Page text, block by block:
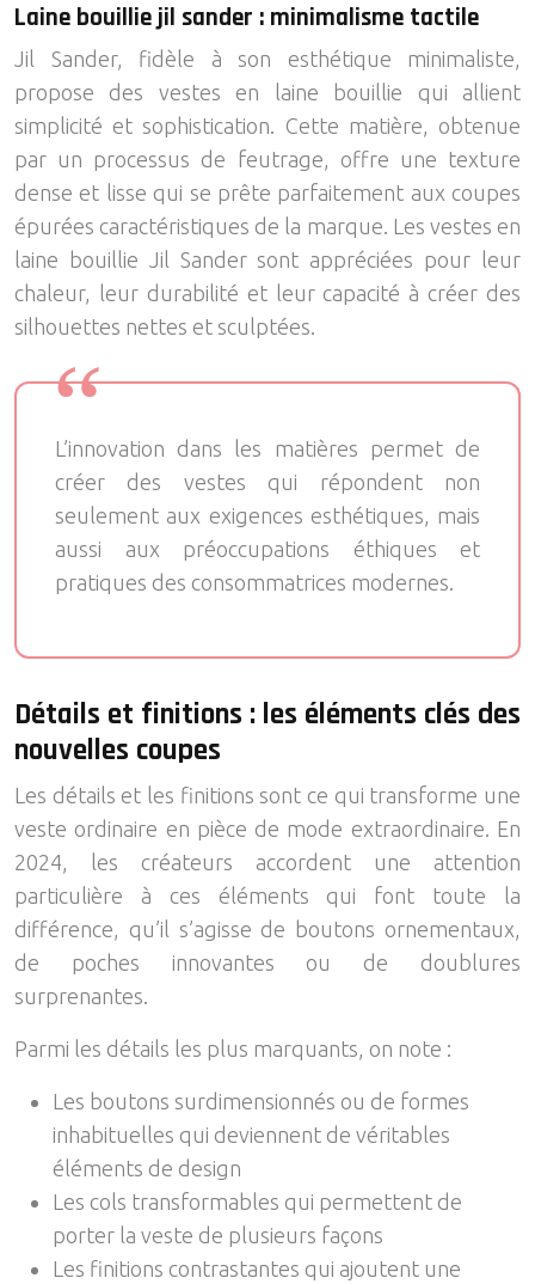
Laine bouillie jil sander : minimalisme tactile
Jil Sander, fidèle à son esthétique minimaliste,
propose des vestes en laine bouillie qui allient
simplicité et sophistication. Cette matière, obtenue
par un processus de feutrage, offre une texture
dense et lisse qui se prête parfaitement aux coupes
épurées caractéristiques de la marque. Les vestes en
laine bouillie Jil Sander sont appréciées pour leur
chaleur, leur durabilité et leur capacité à créer des
silhouettes nettes et sculptées.
L’innovation dans les matières permet de
créer des vestes qui répondent non
seulement aux exigences esthétiques, mais
aussi aux préoccupations éthiques et
pratiques des consommatrices modernes.
Détails et finitions : les éléments clés des
nouvelles coupes
Les détails et les finitions sont ce qui transforme une
veste ordinaire en pièce de mode extraordinaire. En
2024, les créateurs accordent une attention
particulière à ces éléments qui font toute la
différence, qu’il s’agisse de boutons ornementaux,
de poches innovantes ou de doublures
surprenantes.
Parmi les détails les plus marquants, on note :
Les boutons surdimensionnés ou de formes
inhabituelles qui deviennent de véritables
éléments de design
Les cols transformables qui permettent de
porter la veste de plusieurs façons
Les finitions contrastantes qui ajoutent une